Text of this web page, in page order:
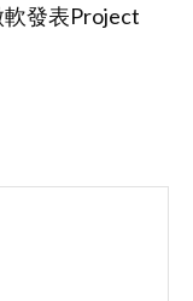
發表Project